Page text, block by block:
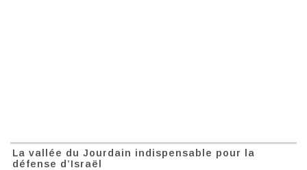
La vallée du Jourdain indispensable pour la
défense d’Israël